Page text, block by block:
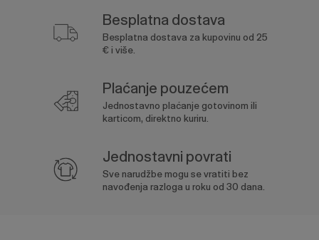
Besplatna dostava
Besplatna dostava za kupovinu od 25
€ i više.
Plaćanje pouzećem
Jednostavno plaćanje gotovinom ili
karticom, direktno kuriru.
Jednostavni povrati
Sve narudžbe mogu se vratiti bez
navođenja razloga u roku od 30 dana.